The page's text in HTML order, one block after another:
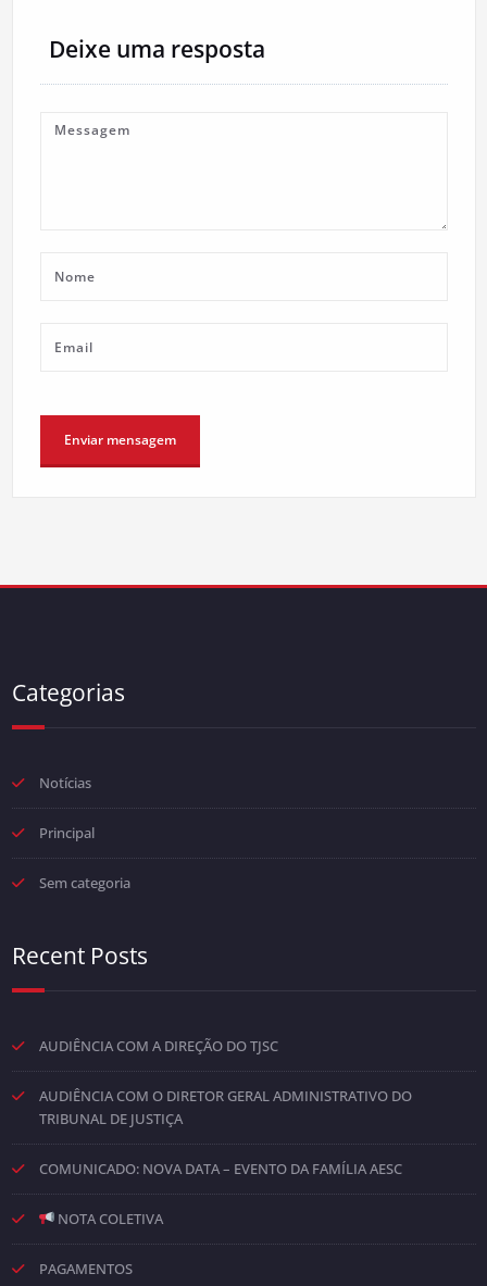
Deixe uma resposta
Categorias
Notícias
Principal
Sem categoria
Recent Posts
AUDIÊNCIA COM A DIREÇÃO DO TJSC
AUDIÊNCIA COM O DIRETOR GERAL ADMINISTRATIVO DO
TRIBUNAL DE JUSTIÇA
COMUNICADO: NOVA DATA – EVENTO DA FAMÍLIA AESC
NOTA COLETIVA
PAGAMENTOS